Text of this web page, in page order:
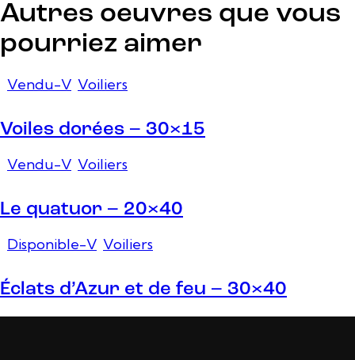
Autres oeuvres que vous
pourriez aimer
Vendu-V Voiliers
Voiles dorées – 30×15
Vendu-V Voiliers
Le quatuor – 20×40
Disponible-V Voiliers
Éclats d’Azur et de feu – 30×40